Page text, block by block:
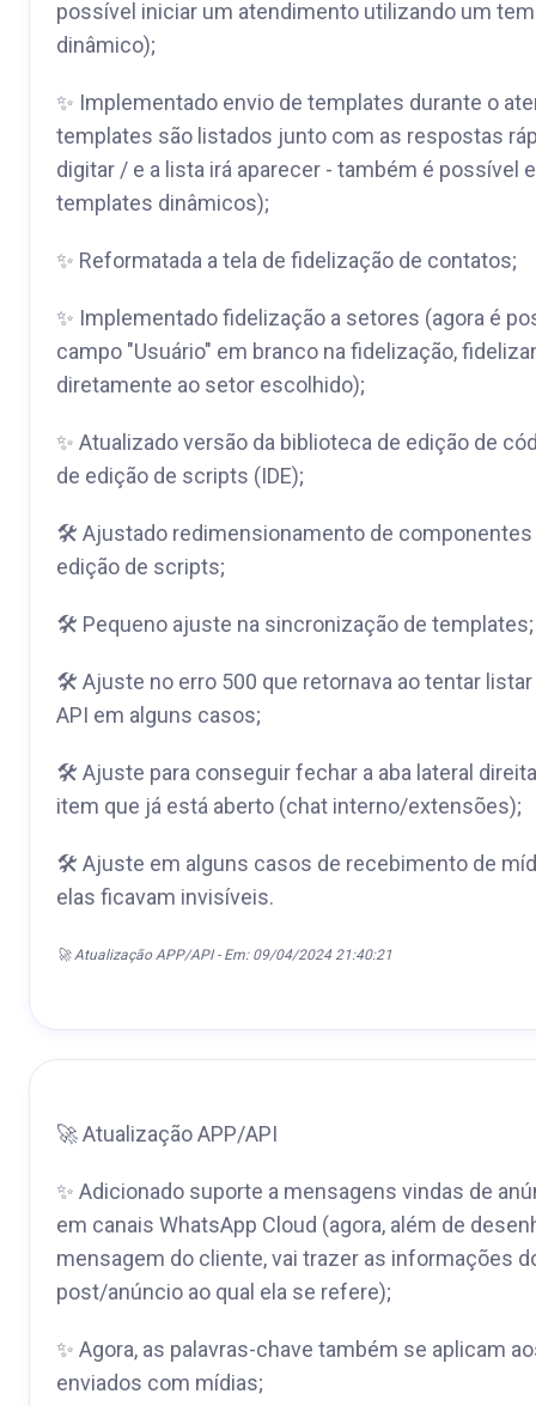
possível iniciar um atendimento utilizando um
dinâmico);
✨ Implementado envio de templates durante o
templates são listados junto com as respostas
digitar / e a lista irá aparecer - também é possível
templates dinâmicos);
✨ Reformatada a tela de fidelização de contatos;
✨ Implementado fidelização a setores (agora é
campo "Usuário" em branco na fidelização,
diretamente ao setor escolhido);
✨ Atualizado versão da biblioteca de edição de
de edição de scripts (IDE);
🛠 Ajustado redimensionamento de componentes
edição de scripts;
🛠 Pequeno ajuste na sincronização de templates;
🛠 Ajuste no erro 500 que retornava ao tentar
API em alguns casos;
🛠 Ajuste para conseguir fechar a aba lateral
item que já está aberto (chat interno/extensões);
🛠 Ajuste em alguns casos de recebimento de
elas ficavam invisíveis.
🚀 Atualização APP/API - Em: 09/04/2024 21:40:21
🚀 Atualização APP/API
✨ Adicionado suporte a mensagens vindas de
em canais WhatsApp Cloud (agora, além de
mensagem do cliente, vai trazer as informações
post/anúncio ao qual ela se refere);
✨ Agora, as palavras-chave também se aplicam
enviados com mídias;